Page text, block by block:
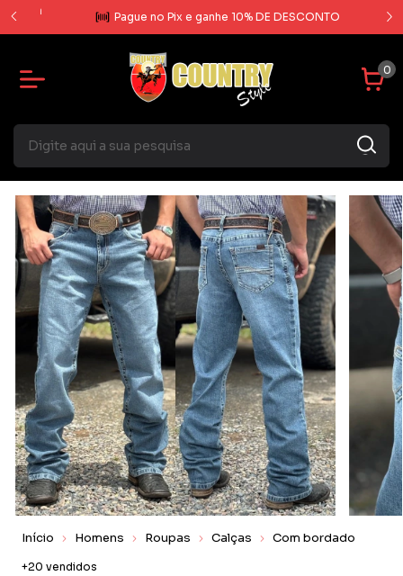
Pague no Pix e ganhe 10% DE DESCONTO
0
Início Homens Roupas Calças Com bordado
+20 vendidos